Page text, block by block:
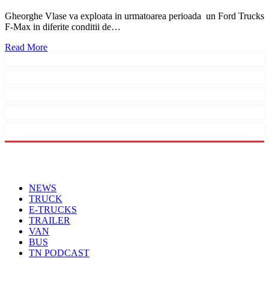
Gheorghe Vlase va exploata in urmatoarea perioada un Ford Trucks
F-Max in diferite conditii de…
Read More
NEWS
TRUCK
E-TRUCKS
TRAILER
VAN
BUS
TN PODCAST